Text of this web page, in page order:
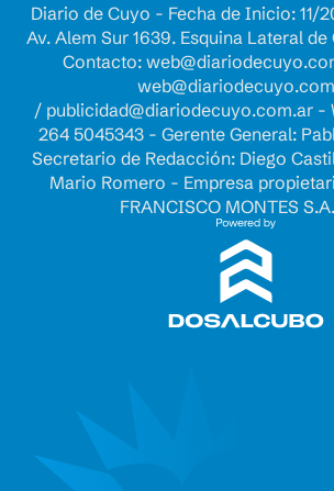
Diario de Cuyo - Fecha de Inicio: 11/
Av. Alem Sur 1639. Esquina Lateral
Contacto:
/ publicidad@diariodecuyo.com.ar-
264 5045343 - Gerente General:
Secretario de Redacción: Diego
Mario Romero - Empresa
FRANCISCO MONTES